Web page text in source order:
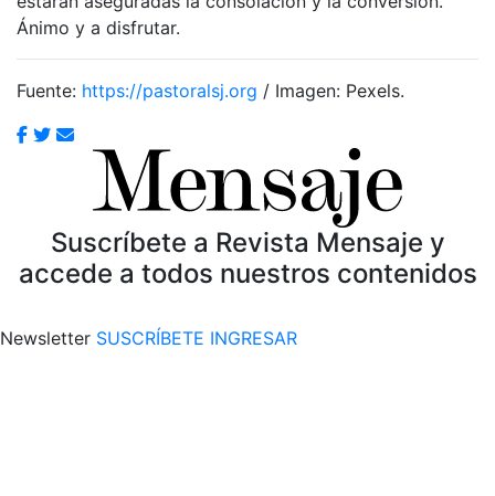
Ánimo y a disfrutar.
Fuente: https://pastoralsj.org / Imagen: Pexels.
Suscríbete a Revista Mensaje y
accede a todos nuestros contenidos
Newsletter SUSCRÍBETE INGRESAR